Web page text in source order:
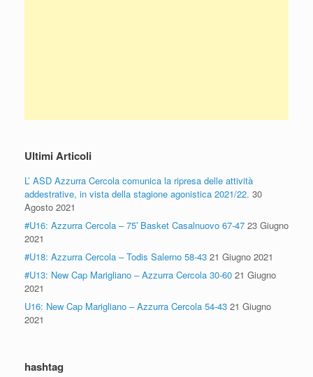
Ultimi Articoli
L’ ASD Azzurra Cercola comunica la ripresa delle attività
addestrative, in vista della stagione agonistica 2021/22. 30
Agosto 2021
#U16: Azzurra Cercola – 75′ Basket Casalnuovo 67-47 23 Giugno
2021
#U18: Azzurra Cercola – Todis Salerno 58-43 21 Giugno 2021
#U13: New Cap Marigliano – Azzurra Cercola 30-60 21 Giugno
2021
U16: New Cap Marigliano – Azzurra Cercola 54-43 21 Giugno
2021
hashtag